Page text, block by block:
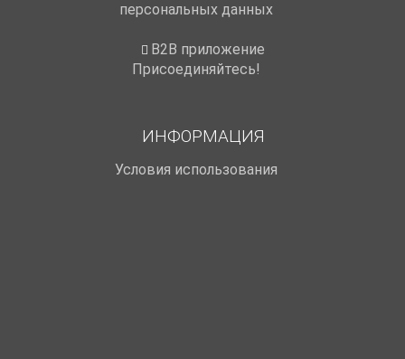
персональных данных
B2B приложение
Присоединяйтесь!
ИНФОРМАЦИЯ
Условия использования